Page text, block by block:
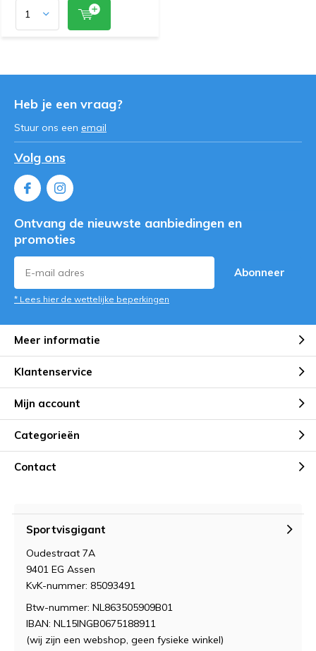
Heb je een vraag?
Stuur ons een email
Volg ons
Ontvang de nieuwste aanbiedingen en
promoties
Abonneer
* Lees hier de wettelijke beperkingen
Meer informatie
Klantenservice
Mijn account
Categorieën
Contact
Sportvisgigant
Oudestraat 7A
9401 EG Assen
KvK-nummer: 85093491
Btw-nummer: NL863505909B01
IBAN: NL15INGB0675188911
(wij zijn een webshop, geen fysieke winkel)